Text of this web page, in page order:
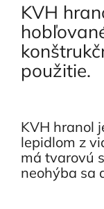
KVH
použitie.
KVH hranol
lepidlom z
má tvarovú
neohýba sa